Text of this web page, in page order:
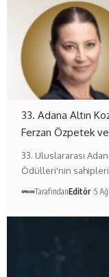
33. Adana Altın
Ferzan Özpetek
33. Uluslararası
Ödülleri'nin
TarafındanEditör 5